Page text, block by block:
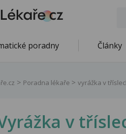
poradny Články
Poradna lékaře vyrážka v
v